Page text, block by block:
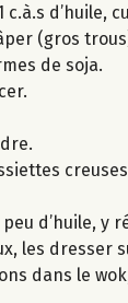
c.à.s
(gros
de soja.
d’huile, y
les dresser
dans le